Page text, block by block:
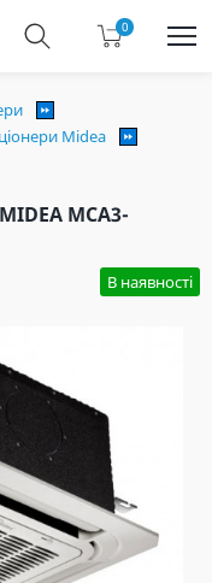
0
Midea
MCA3-
В наявності